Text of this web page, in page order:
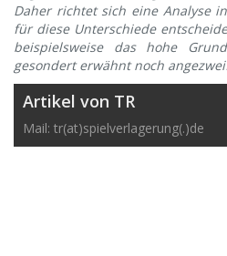
Daher richtet sich eine Analyse
für diese Unterschiede
beispielsweise das hohe
gesondert erwähnt noch
Artikel von TR
Mail: tr(at)spielverlagerung(.)de